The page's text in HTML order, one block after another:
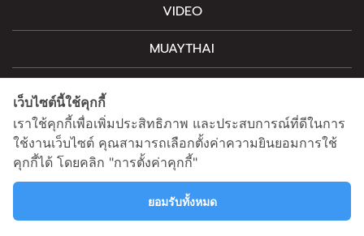
VIDEO
MUAYTHAI
CONTACT
สนใจโฆษณาติดต่อ
information@mainstand.co.th
เว็บไซต์นี้ใช้คุกกี้
เราใช้คุกกี้เพื่อเพิ่มประสิทธิภาพ และประสบการณ์ที่ดีในการ
ใช้งานเว็บไซต์ คุณสามารถเลือกตั้งค่าความยินยอมการใช้
คุกกี้ได้ โดยคลิก "การตั้งค่าคุกกี้"
ยอมรับทั้งหมด